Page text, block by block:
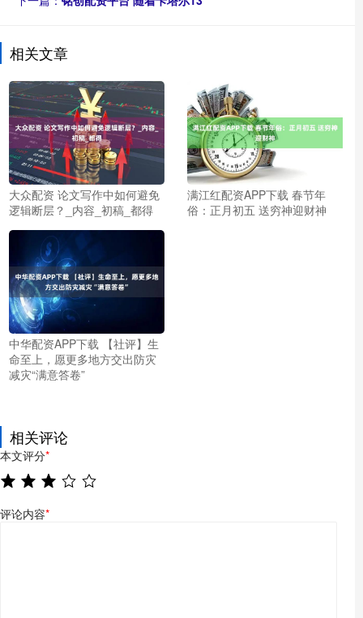
相关文章
大众配资 论文写作中如何避免
逻辑断层？_内容_初稿_都得
满江红配资APP下载 春节年
俗：正月初五 送穷神迎财神
中华配资APP下载 【社评】生
命至上，愿更多地方交出防灾
减灾“满意答卷”
相关评论
本文评分*
评论内容*